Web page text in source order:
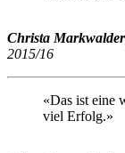
Christa Markwalder
2015/16
«Das ist eine
viel Erfolg.»